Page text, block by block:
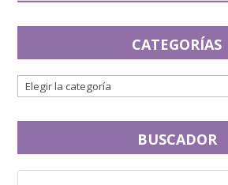
CATEGORÍAS
BUSCADOR